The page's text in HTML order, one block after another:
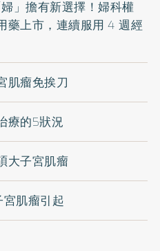
」擔有新選擇！婦科權
藥上市，連續服用 4 週經
瘤免挨刀
療的5狀況
大子宮肌瘤
肌瘤引起